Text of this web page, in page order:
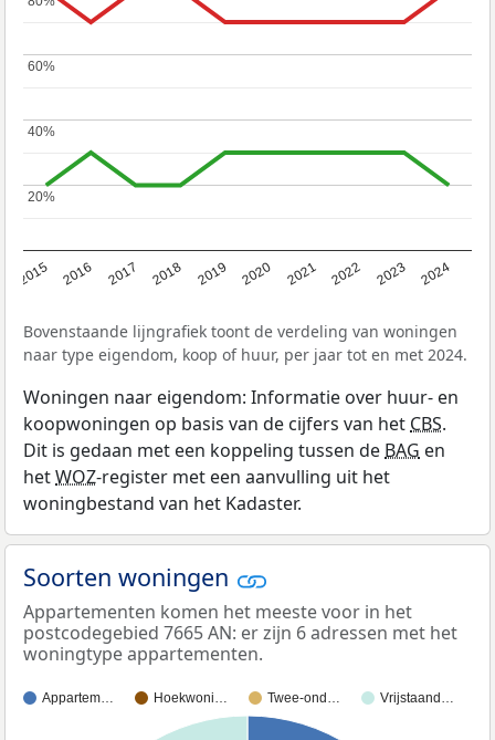
2015 2016 2017 2018 2019 2020 2021 2022 2023 2024
20%
20%
40%
40%
60%
60%
Bovenstaande lijngrafiek toont de verdeling van woningen
naar type eigendom, koop of huur, per jaar tot en met 2024.
Woningen naar eigendom: Informatie over huur- en
koopwoningen op basis van de cijfers van hetCBS.
Dit is gedaan met een koppeling tussen deBAG en
hetWOZ-register met een aanvulling uit het
woningbestand van het Kadaster.
Soorten woningen
Appartementen komen het meeste voor in het
postcodegebied 7665 AN: er zijn 6 adressen met het
woningtype appartementen.
Appartem… Hoekwoni… Twee-ond… Vrijstaand…